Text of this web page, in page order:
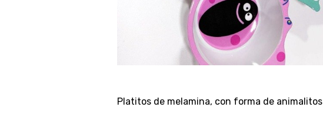
Platitos de melamina, con forma de animalitos